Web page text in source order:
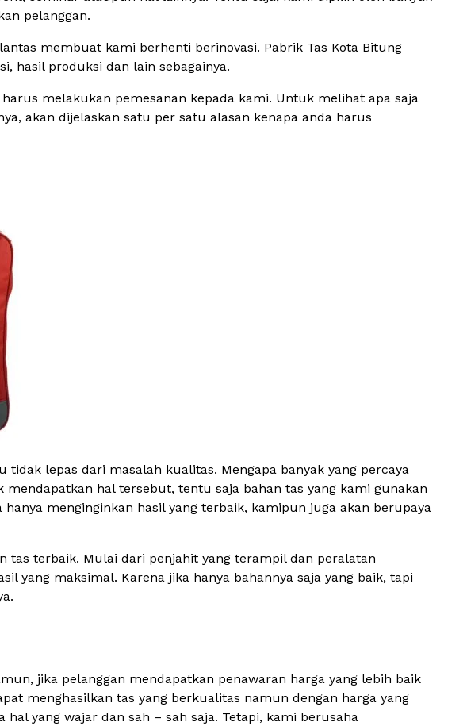
pelanggan.
membuat kami berhenti berinovasi. Pabrik Tas Kota Bitung
hasil produksi dan lain sebagainya.
melakukan pemesanan kepada kami. Untuk melihat apa saja
akan dijelaskan satu per satu alasan kenapa anda harus
lepas dari masalah kualitas. Mengapa banyak yang percaya
hal tersebut, tentu saja bahan tas yang kami gunakan
menginginkan hasil yang terbaik, kamipun juga akan berupaya
terbaik. Mulai dari penjahit yang terampil dan peralatan
yang maksimal. Karena jika hanya bahannya saja yang baik, tapi
jika pelanggan mendapatkan penawaran harga yang lebih baik
menghasilkan tas yang berkualitas namun dengan harga yang
yang wajar dan sah – sah saja. Tetapi, kami berusaha